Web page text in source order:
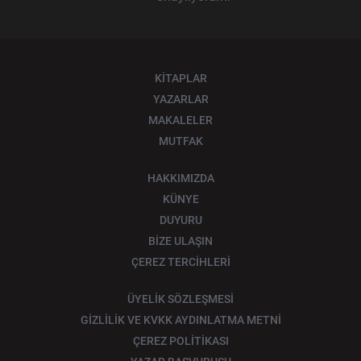
KİTAPLAR
YAZARLAR
MAKALELER
MUTFAK
HAKKIMIZDA
KÜNYE
DUYURU
BİZE ULAŞIN
ÇEREZ TERCİHLERİ
ÜYELİK SÖZLEŞMESİ
GİZLİLİK VE KVKK AYDINLATMA METNİ
ÇEREZ POLİTİKASI